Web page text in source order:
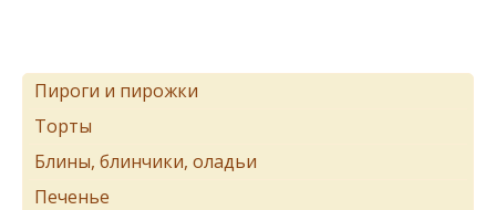
Пироги и пирожки
Торты
Блины, блинчики, оладьи
Печенье